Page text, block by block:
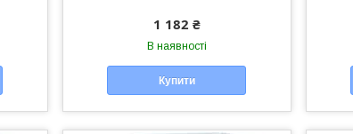
1 182 ₴
В наявності
Купити